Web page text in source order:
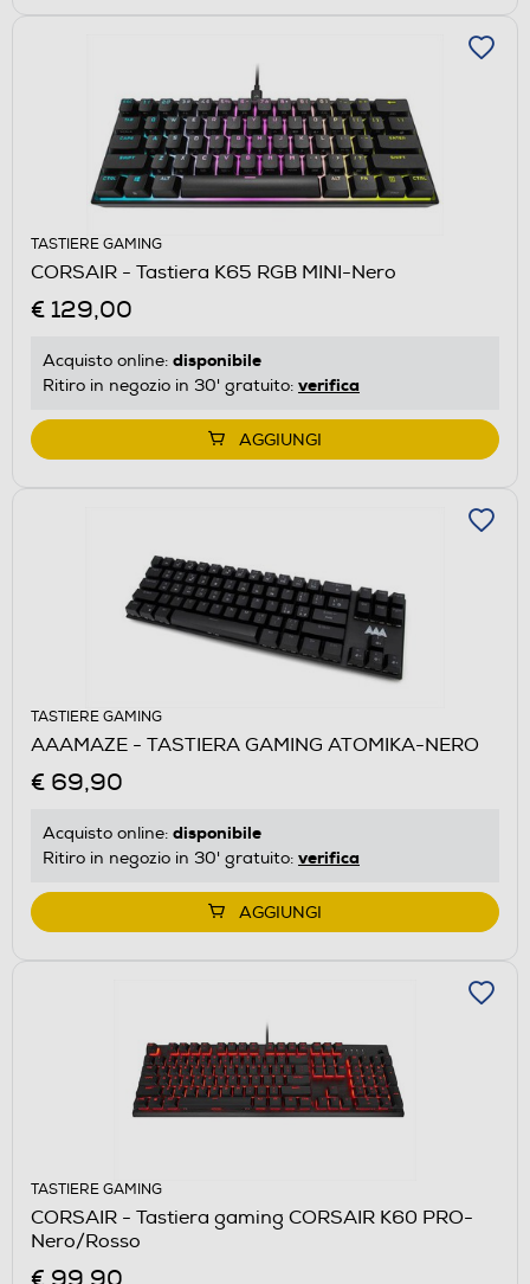
TASTIERE GAMING
CORSAIR - Tastiera K65 RGB MINI-Nero
€ 129,00
Acquisto online: disponibile
Ritiro in negozio in 30' gratuito: verifica
AGGIUNGI
TASTIERE GAMING
AAAMAZE - TASTIERA GAMING ATOMIKA-NERO
€ 69,90
Acquisto online: disponibile
Ritiro in negozio in 30' gratuito: verifica
AGGIUNGI
TASTIERE GAMING
CORSAIR - Tastiera gaming CORSAIR K60 PRO-
Nero/Rosso